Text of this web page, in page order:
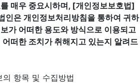
매우 중요시하며, [개인정보보호법]
인은 개인정보처리방침을 통하여 귀하
가 어떠한 용도와 방식으로 이용되고
떠한 조치가 취해지고 있는지 알려드
항목 및 수집방법